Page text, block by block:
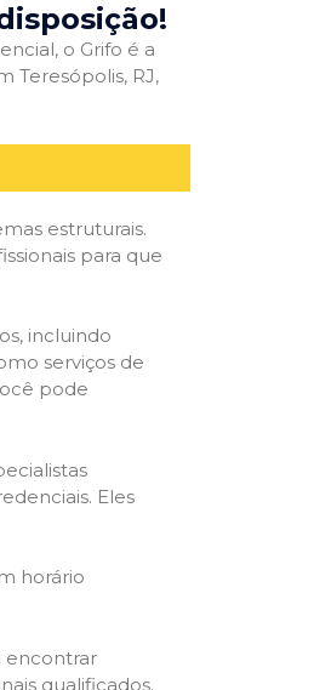
o Grifo é a
Teresópolis, RJ,
estruturais.
para que
incluindo
serviços de
pode
Eles
horário
encontrar
qualificados.